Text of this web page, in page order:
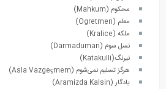
محکوم (Mahkum)
معلم (Ogretmen)
ملکه (Kralice)
نسل سوم (Darmaduman)
نیرنگ(Katakulli)
هرگز تسلیم نمی‌شوم (Asla Vazgeçmem)
یادگار (Aramizda Kalsin)